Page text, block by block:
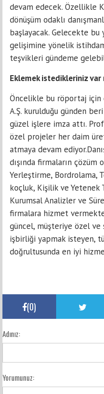
devam edecek. Özellikle
dönüşüm odaklı
başlayacak. Gelecekte bu
gelişimine yönelik
teşvikleri gündeme
Eklemek istedikleriniz var
Öncelikle bu röportaj için
A.Ş. kurulduğu günden
güzel işlere imza attı.
özel projeler her daim
atmaya devam
dışında firmaların çözüm
Yerleştirme, Bordrolama,
koçluk, Kişilik ve
Kurumsal Analizler ve
firmalara hizmet
güncel, müşteriye özel ve
işbirliği yapmak isteyen,
doğrultusunda en iyi
(0)
Adınız:
Yorumunuz: